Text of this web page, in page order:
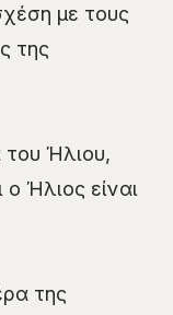
με τους
της
του Ήλιου,
Ήλιος είναι
της